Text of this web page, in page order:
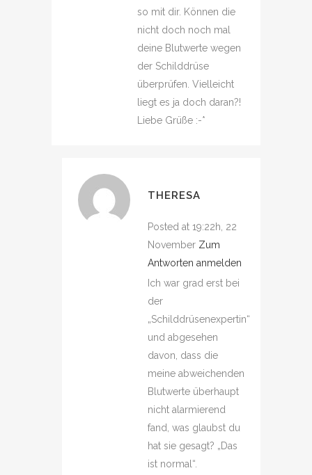
so mit dir. Können die
nicht doch noch mal
deine Blutwerte wegen
der Schilddrüse
überprüfen. Vielleicht
liegt es ja doch daran?!
Liebe Grüße :-*
THERESA
Posted at 19:22h, 22
November Zum
Antworten anmelden
Ich war grad erst bei
der
„Schilddrüsenexpertin“
und abgesehen
davon, dass die
meine abweichenden
Blutwerte überhaupt
nicht alarmierend
fand, was glaubst du
hat sie gesagt? „Das
ist normal“.